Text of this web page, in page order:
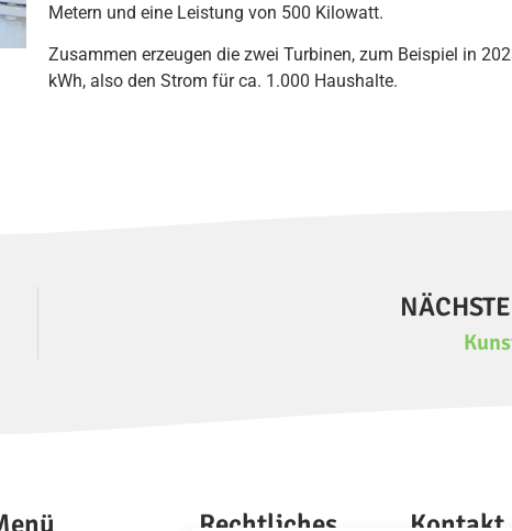
Metern und eine Leistung von 500 Kilowatt.
Zusammen erzeugen die zwei Turbinen, zum Beispiel in
kWh, also den Strom für ca. 1.000 Haushalte.
Rechtliches Kontakt